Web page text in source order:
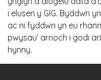
i elusen y GIG. Byddwn
ac ni fyddwn yn eu
pwysau’ arnoch i godi
hynny.